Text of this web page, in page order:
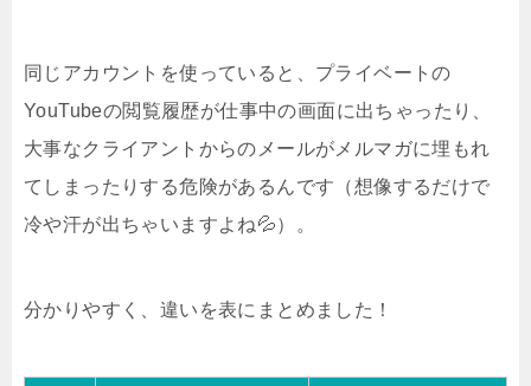
同じアカウントを使っていると、プライベートの
YouTubeの閲覧履歴が仕事中の画面に出ちゃったり、
大事なクライアントからのメールがメルマガに埋もれ
てしまったりする危険があるんです（想像するだけで
冷や汗が出ちゃいますよね💦）。
分かりやすく、違いを表にまとめました！